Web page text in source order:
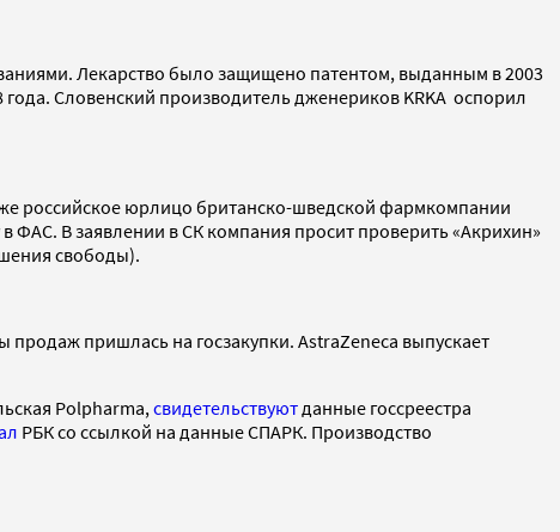
Лекарство было защищено патентом, выданным в 2003
года. Словенский производитель дженериков KRKA оспорил
российское юрлицо британско-шведской фармкомпании
ФАС. В заявлении в СК компания просит проверить «Акрихин»
свободы).
пришлась на госзакупки. AstraZeneca выпускает
Polpharma,свидетельствуют данные госсреестра
РБК со ссылкой на данные СПАРК. Производство